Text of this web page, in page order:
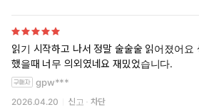
읽기 시작하고 나서 정말 술술술 읽어졌어요
했을때 너무 의외였네요 재밌었습니다.
gpw***
2026.04.20 신고 차단